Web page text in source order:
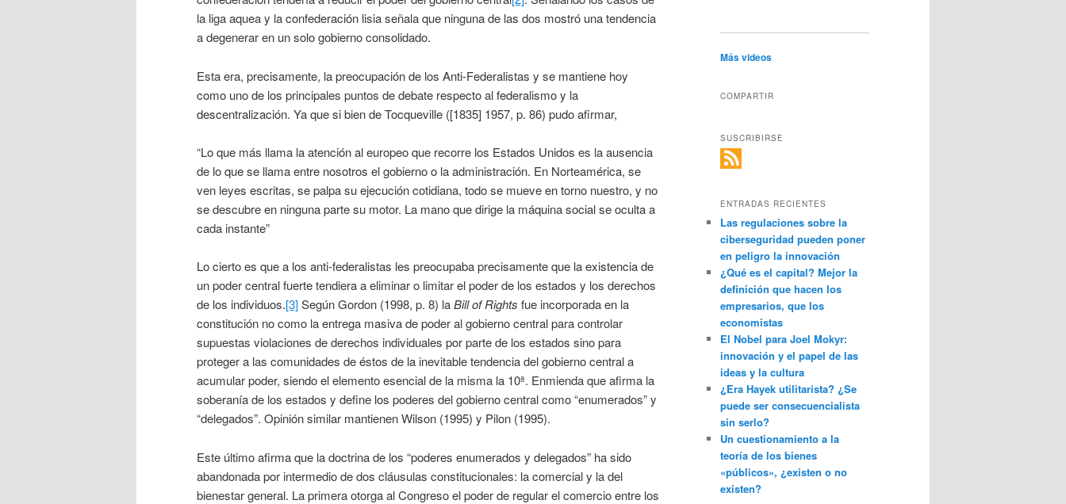
la liga aquea y la confederación lisia señala que ninguna de las dos mostró una tendencia
a degenerar en un solo gobierno consolidado.
Esta era, precisamente, la preocupación de los Anti-Federalistas y se mantiene hoy
como uno de los principales puntos de debate respecto al federalismo y la
descentralización. Ya que si bien de Tocqueville ([1835] 1957, p. 86) pudo afirmar,
“Lo que más llama la atención al europeo que recorre los Estados Unidos es la ausencia
de lo que se llama entre nosotros el gobierno o la administración. En Norteamérica, se
ven leyes escritas, se palpa su ejecución cotidiana, todo se mueve en torno nuestro, y no
se descubre en ninguna parte su motor. La mano que dirige la máquina social se oculta a
cada instante”
Lo cierto es que a los anti-federalistas les preocupaba precisamente que la existencia de
un poder central fuerte tendiera a eliminar o limitar el poder de los estados y los derechos
de los individuos.[3]Según Gordon (1998, p. 8) laBill of Rights fue incorporada en la
constitución no como la entrega masiva de poder al gobierno central para controlar
supuestas violaciones de derechos individuales por parte de los estados sino para
proteger a las comunidades de éstos de la inevitable tendencia del gobierno central a
acumular poder, siendo el elemento esencial de la misma la 10ª. Enmienda que afirma la
soberanía de los estados y define los poderes del gobierno central como “enumerados” y
“delegados”. Opinión similar mantienen Wilson (1995) y Pilon (1995).
Este último afirma que la doctrina de los “poderes enumerados y delegados” ha sido
abandonada por intermedio de dos cláusulas constitucionales: la comercial y la del
bienestar general. La primera otorga al Congreso el poder de regular el comercio entre los
Más videos
COMPARTIR
SUSCRIBIRSE
ENTRADAS RECIENTES
Las regulaciones sobre la
ciberseguridad pueden poner
en peligro la innovación
¿Qué es el capital? Mejor la
definición que hacen los
empresarios, que los
economistas
El Nobel para Joel Mokyr:
innovación y el papel de las
ideas y la cultura
¿Era Hayek utilitarista? ¿Se
puede ser consecuencialista
sin serlo?
Un cuestionamiento a la
teoría de los bienes
«públicos», ¿existen o no
existen?